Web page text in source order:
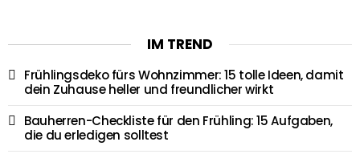
IM TREND
Frühlingsdeko fürs Wohnzimmer: 15 tolle Ideen, damit
dein Zuhause heller und freundlicher wirkt
Bauherren-Checkliste für den Frühling: 15 Aufgaben,
die du erledigen solltest